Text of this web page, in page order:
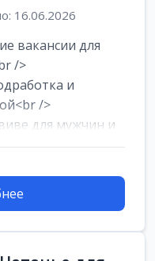
16.06.2026
вакансии для
/>
и
/>
для мужчин и